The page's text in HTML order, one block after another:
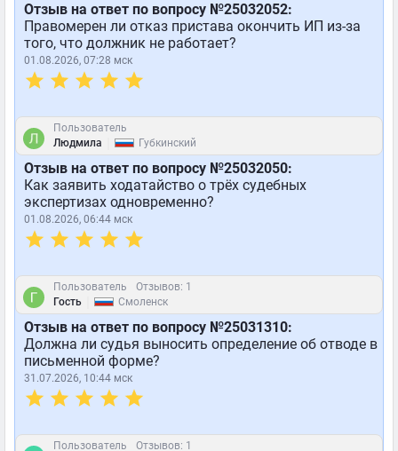
Отзыв на ответ по вопросу №25032052:
Правомерен ли отказ пристава окончить ИП из-за
того, что должник не работает?
01.08.2026, 07:28 мск
Пользователь
Людмила
Губкинский
Отзыв на ответ по вопросу №25032050:
Как заявить ходатайство о трёх судебных
экспертизах одновременно?
01.08.2026, 06:44 мск
Пользователь
Отзывов: 1
Гость
Смоленск
Отзыв на ответ по вопросу №25031310:
Должна ли судья выносить определение об отводе в
письменной форме?
31.07.2026, 10:44 мск
Пользователь Отзывов: 1